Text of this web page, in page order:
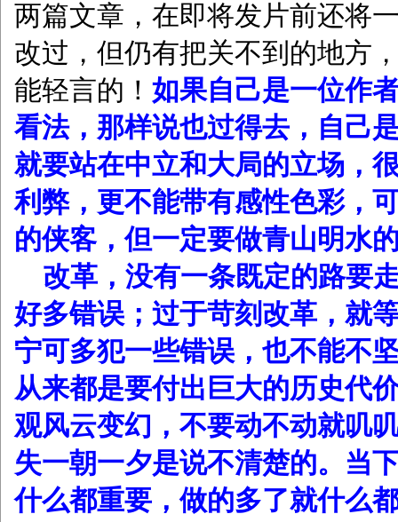
两篇文章，在即将发片前还将
改过，但仍有把关不到的地方
能轻言的！ 如果自己是一位作
看法，那样说也过得去，自己
就要站在中立和大局的立场，
利弊，更不能带有感性色彩，
的侠客，但一定要做青山明水
改革，没有一条既定的路要
好多错误；过于苛刻改革，就
宁可多犯一些错误，也不能不
从来都是要付出巨大的历史代
观风云变幻，不要动不动就叽
失一朝一夕是说不清楚的。当
什么都重要，做的多了就什么